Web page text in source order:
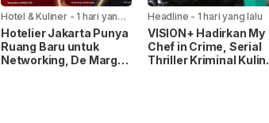
Hotel & Kuliner -1 hari yang
lalu
Hotelier Jakarta Punya
Ruang Baru untuk
Networking, De Margo
Headline - 1 hari yang lalu
VISION+ Hadirkan My
Chef in Crime, Serial
Thriller Kriminal